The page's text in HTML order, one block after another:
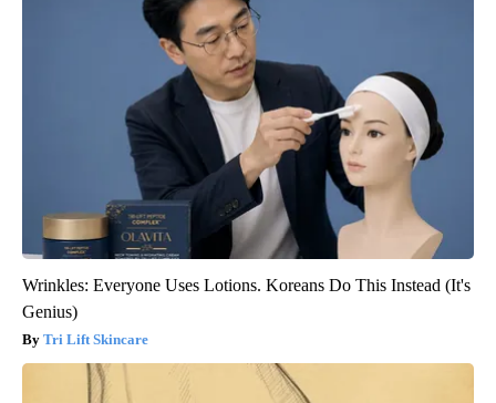
Wrinkles: Everyone Uses Lotions. Koreans Do This Instead (It's
Genius)
Tri Lift Skincare